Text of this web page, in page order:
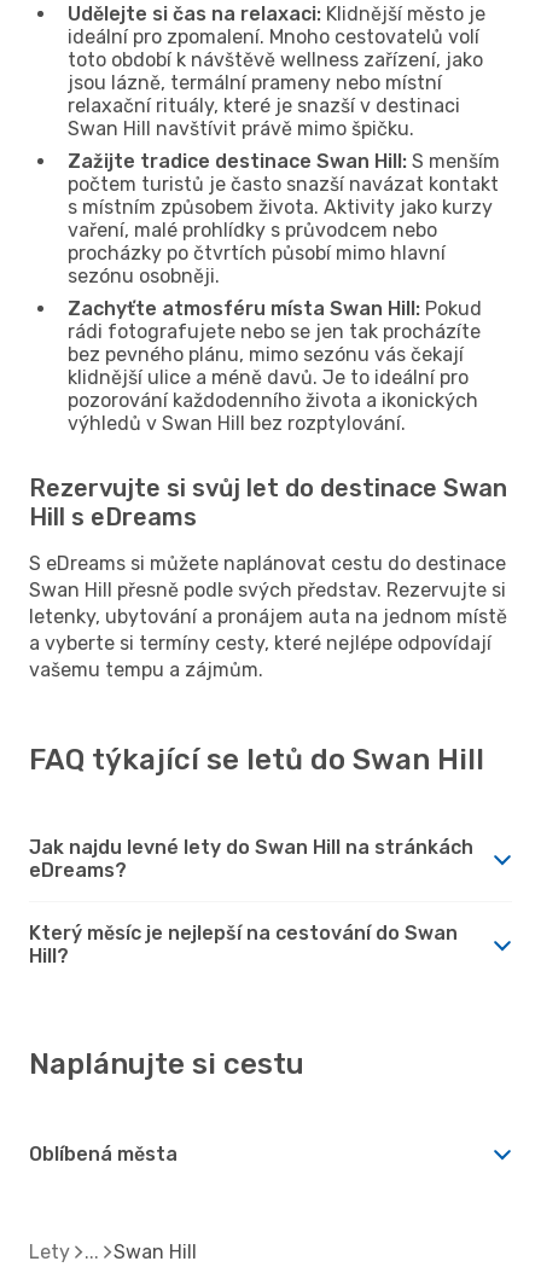
Udělejte si čas na relaxaci: Klidnější město je
ideální pro zpomalení. Mnoho cestovatelů volí
toto období k návštěvě wellness zařízení, jako
jsou lázně, termální prameny nebo místní
relaxační rituály, které je snazší v destinaci
Swan Hill navštívit právě mimo špičku.
Zažijte tradice destinace Swan Hill: S menším
počtem turistů je často snazší navázat kontakt
s místním způsobem života. Aktivity jako kurzy
vaření, malé prohlídky s průvodcem nebo
procházky po čtvrtích působí mimo hlavní
sezónu osobněji.
Zachyťte atmosféru místa Swan Hill: Pokud
rádi fotografujete nebo se jen tak procházíte
bez pevného plánu, mimo sezónu vás čekají
klidnější ulice a méně davů. Je to ideální pro
pozorování každodenního života a ikonických
výhledů v Swan Hill bez rozptylování.
Rezervujte si svůj let do destinace Swan
Hill s eDreams
S eDreams si můžete naplánovat cestu do destinace
Swan Hill přesně podle svých představ. Rezervujte si
letenky, ubytování a pronájem auta na jednom místě
a vyberte si termíny cesty, které nejlépe odpovídají
vašemu tempu a zájmům.
FAQ týkající se letů do Swan Hill
Jak najdu levné lety do Swan Hill na stránkách
eDreams?
Který měsíc je nejlepší na cestování do Swan
Hill?
Naplánujte si cestu
Oblíbená města
Lety Swan Hill